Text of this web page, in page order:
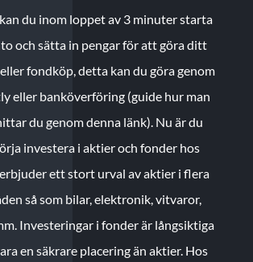
du inom loppet av 3 minuter starta
och sätta in pengar för att göra ditt
fondköp, detta kan du göra genom
eller banköverföring (guide hur man
du genom denna länk). Nu är du
investera i aktier och fonder hos
erbjuder ett stort urval av aktier i flera
så som bilar, elektronik, vitvaror,
Investeringar i fonder är långsiktiga
en säkrare placering än aktier. Hos